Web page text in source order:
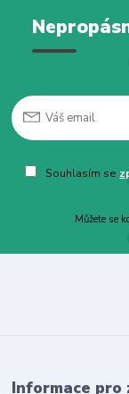
Souhlasím se
Můžete se
Informace pro